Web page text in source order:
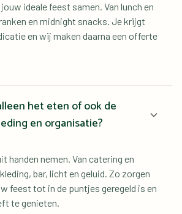
ideale feest samen. Van lunch en
en midnight snacks. Je krijgt
en wij maken daarna een offerte
het eten of ook de
en organisatie?
handen nemen. Van catering en
bar, licht en geluid. Zo zorgen
feest tot in de puntjes geregeld is en
te genieten.